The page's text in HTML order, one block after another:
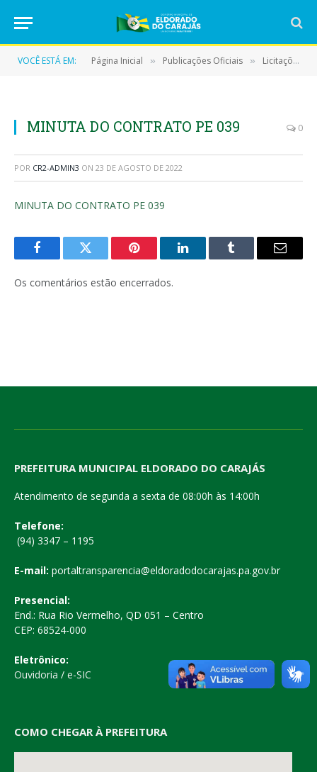
VOCÊ ESTÁ EM: Página Inicial » Publicações Oficiais » Licitações
MINUTA DO CONTRATO PE 039 0
POR CR2-ADMIN3 ON 23 DE AGOSTO DE 2022
MINUTA DO CONTRATO PE 039
FacebookTwitter Pinterest LinkedInTumblr
E-
Os comentários estão encerrados.
PREFEITURA MUNICIPAL ELDORADO DO CARAJÁS
Atendimento de segunda a sexta de 08:00h às 14:00h
Telefone:
(94) 3347 – 1195
E-mail: portaltransparencia@eldoradodocarajas.pa.gov.br
Presencial:
End.: Rua Rio Vermelho, QD 051 – Centro
CEP: 68524-000
Eletrônico:
Ouvidoria / e-SIC
COMO CHEGAR À PREFEITURA